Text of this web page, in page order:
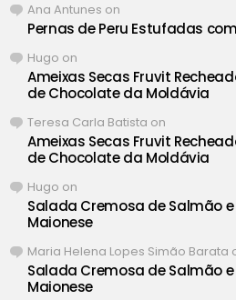
Ana Antunes on
Pernas de Peru Estufadas
Hugo on
Ameixas Secas Fruvit
de Chocolate da Moldávia
Teresa Carla Batista on
Ameixas Secas Fruvit
de Chocolate da Moldávia
Hugo on
Salada Cremosa de Salmão
Maionese
Maria Helena Lopes Simão Barata
Salada Cremosa de Salmão
Maionese